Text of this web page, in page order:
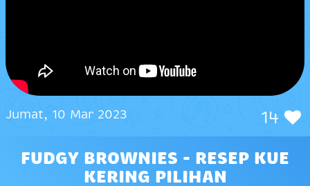
Jumat, 10 Mar 2023 14
FUDGY BROWNIES - RESEP KUE
KERING PILIHAN